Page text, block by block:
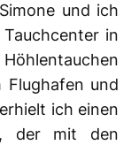
und ich
in
Flughafen und
ich einen
der mit den